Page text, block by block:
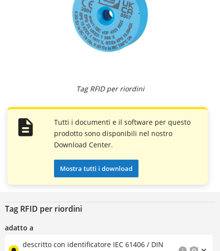
Tag RFID per riordini
Tutti i documenti e il software per questo
prodotto sono disponibili nel nostro
Download Center.
Mostra tutti i download
Tag RFID per riordini
adatto a
descritto con identificatore IEC 61406 / DIN